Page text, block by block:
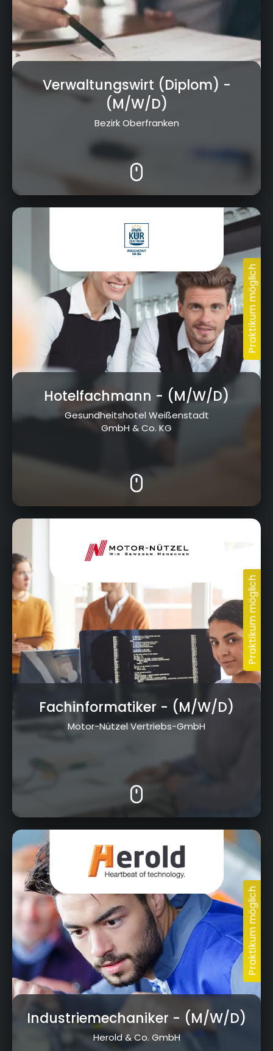
Verwaltungswirt (Diplom) -
(M/W/D)
Bezirk Oberfranken
Im Quellenpark 1, 95163 Weißenstadt
Hotelfachmann - (M/W/D)
Gesundheitshotel Weißenstadt
GmbH & Co. KG
Nürnberger Str. 95, 95448 Bayreuth
Fachinformatiker - (M/W/D)
Motor-Nützel Vertriebs-GmbH
Hauptstraße 12, 95482 Gefrees
Industriemechaniker - (M/W/D)
Herold & Co. GmbH